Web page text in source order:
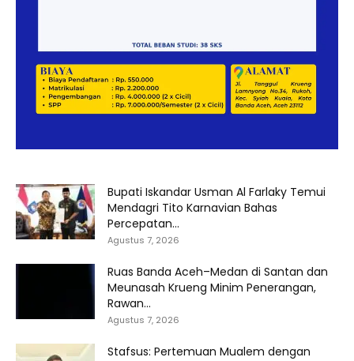
Bupati Iskandar Usman Al Farlaky Temui
Mendagri Tito Karnavian Bahas
Percepatan...
Agustus 7, 2026
Ruas Banda Aceh–Medan di Santan dan
Meunasah Krueng Minim Penerangan,
Rawan...
Agustus 7, 2026
Stafsus: Pertemuan Mualem dengan